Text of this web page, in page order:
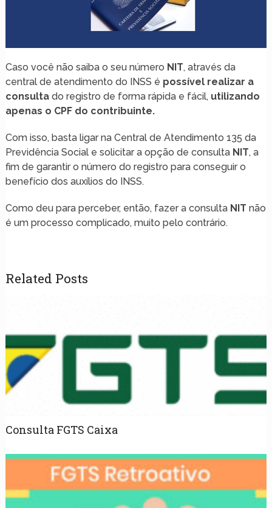
Caso você não saiba o seu número NIT, através da
central de atendimento do INSS é possível realizar a
consultado registro de forma rápida e fácil, utilizando
apenas o CPF do contribuinte.
Com isso, basta ligar na Central de Atendimento 135 da
Previdência Social e solicitar a opção de consulta NIT, a
fim de garantir o número do registro para conseguir o
benefício dos auxílios do INSS.
Como deu para perceber, então, fazer a consulta NIT não
é um processo complicado, muito pelo contrário.
Related Posts
Consulta FGTS Caixa